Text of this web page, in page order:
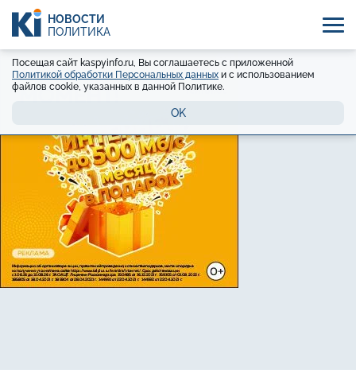
НОВОСТИ
ПОЛИТИКА
Посещая сайт kaspyinfo.ru, Вы соглашаетесь с приложенной
Политикой обработки Персональных данных и с использованием
файлов cookie, указанных в данной Политике.
OK